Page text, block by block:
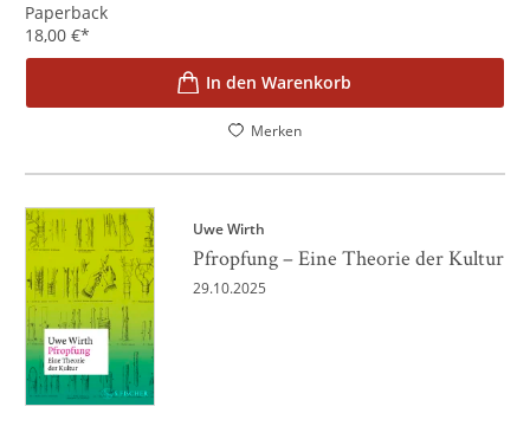
Paperback
18,00 €*
In den Warenkorb
Merken
Uwe Wirth
Pfropfung – Eine Theorie der Kultur
29.10.2025